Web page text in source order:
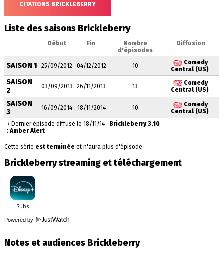
CITATIONS BRICKLEBERRY
Liste des saisons Brickleberry
Début Fin
Nombre
d'épisodes
Diffusion
SAISON 1 25/09/2012 04/12/2012 10
Comedy
Central (US)
SAISON
2
03/09/2013 26/11/2013 13
Comedy
Central (US)
SAISON
3
16/09/2014 18/11/2014 10
Comedy
Central (US)
› Dernier épisode diffusé le 18/11/14 : Brickleberry 3.10
: Amber Alert
Cette série est terminéeet n'aura plus d'épisode.
Brickleberry streaming et téléchargement
Powered by
Notes et audiences Brickleberry